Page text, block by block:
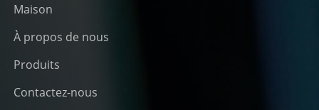
Maison
À propos de nous
Produits
Contactez-nous